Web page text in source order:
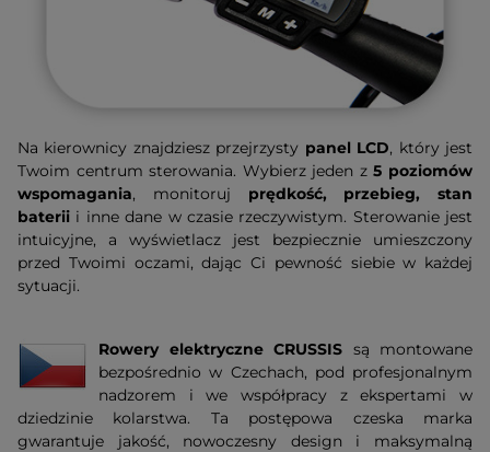
Na kierownicy znajdziesz przejrzysty panel LCD, który jest
Twoim centrum sterowania. Wybierz jeden z5 poziomów
wspomagania, monitoruj prędkość, przebieg, stan
baterii i inne dane w czasie rzeczywistym. Sterowanie jest
intuicyjne, a wyświetlacz jest bezpiecznie umieszczony
przed Twoimi oczami, dając Ci pewność siebie w każdej
sytuacji.
Rowery elektryczne CRUSSIS są montowane
bezpośrednio w Czechach, pod profesjonalnym
nadzorem i we współpracy z ekspertami w
dziedzinie kolarstwa. Ta postępowa czeska marka
gwarantuje jakość, nowoczesny design i maksymalną